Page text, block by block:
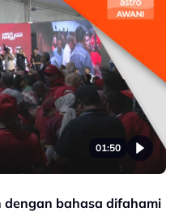
01:50
dengan bahasa difahami